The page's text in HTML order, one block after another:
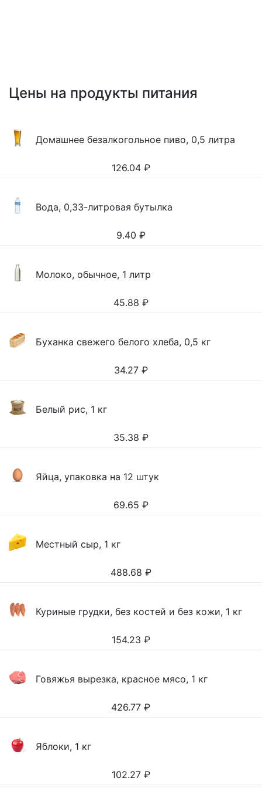
Цены на продукты питания
Домашнее безалкогольное пиво, 0,5 литра
126.04 ₽
Вода, 0,33-литровая бутылка
9.40 ₽
Молоко, обычное, 1 литр
45.88 ₽
Буханка свежего белого хлеба, 0,5 кг
34.27 ₽
Белый рис, 1 кг
35.38 ₽
Яйца, упаковка на 12 штук
69.65 ₽
Местный сыр, 1 кг
488.68 ₽
Куриные грудки, без костей и без кожи, 1 кг
154.23 ₽
Говяжья вырезка, красное мясо, 1 кг
426.77 ₽
Яблоки, 1 кг
102.27 ₽